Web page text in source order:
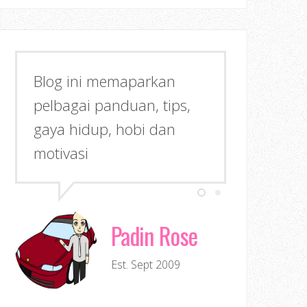
Blog ini memaparkan
pelbagai panduan, tips,
gaya hidup, hobi dan
motivasi
Padin Rose
Est. Sept 2009